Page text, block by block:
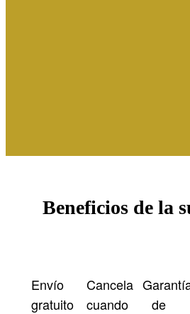
Beneficios de la
Envío
gratuito
Cancela
cuando
de